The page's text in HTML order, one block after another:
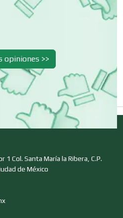
opiniones >>
Col. Santa María la Ribera, C.P.
de México